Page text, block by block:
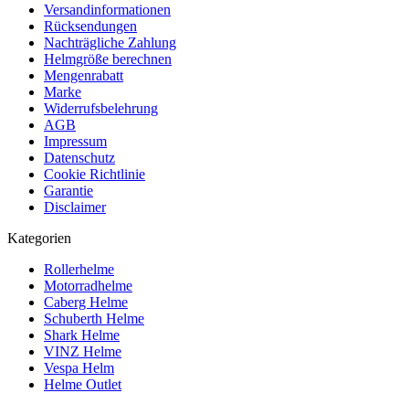
Versandinformationen
Rücksendungen
Nachträgliche Zahlung
Helmgröße berechnen
Mengenrabatt
Marke
Widerrufsbelehrung
AGB
Impressum
Datenschutz
Cookie Richtlinie
Garantie
Disclaimer
Kategorien
Rollerhelme
Motorradhelme
Caberg Helme
Schuberth Helme
Shark Helme
VINZ Helme
Vespa Helm
Helme Outlet